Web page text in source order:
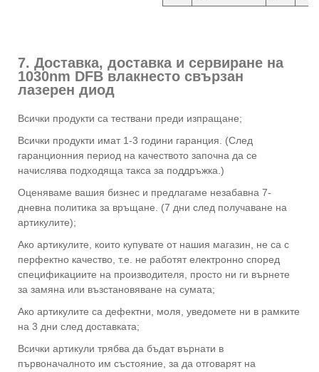
7. Доставка, доставка и сервиране на
1030nm DFB влакнесто свързан
лазерен диод
Всички продукти са тествани преди изпращане;
Всички продукти имат 1-3 години гаранция. (След
гаранционния период на качеството започна да се
начислява подходяща такса за поддръжка.)
Оценяваме вашия бизнес и предлагаме незабавна 7-
дневна политика за връщане. (7 дни след получаване на
артикулите);
Ако артикулите, които купувате от нашия магазин, не са с
перфектно качество, т.е. не работят електронно според
спецификациите на производителя, просто ни ги върнете
за замяна или възстановяване на сумата;
Ако артикулите са дефектни, моля, уведомете ни в рамките
на 3 дни след доставката;
Всички артикули трябва да бъдат върнати в
първоначалното им състояние, за да отговарят на